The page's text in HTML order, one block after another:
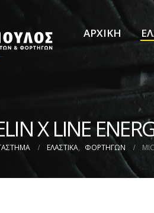
ΑΡΧΙΚΗ
X LINE
ΕΛΑΣΤΙΚΑ, ΦΟΡΤΗΓΩΝ